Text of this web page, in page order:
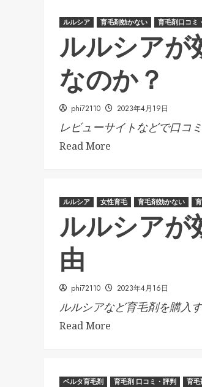
ルルシア 育毛剤効かない 育毛剤口コミ
ルルシアが
なのか？
phi72110 2023年4月19日
レビューサイトなどで口コ
Read More
ルルシア 女性育毛 育毛剤効かない
ルルシアが
由
phi72110 2023年4月16日
ルルシアなど育毛剤を購入
Read More
ベルタ育毛剤 育毛剤 口コミ・評判 育毛